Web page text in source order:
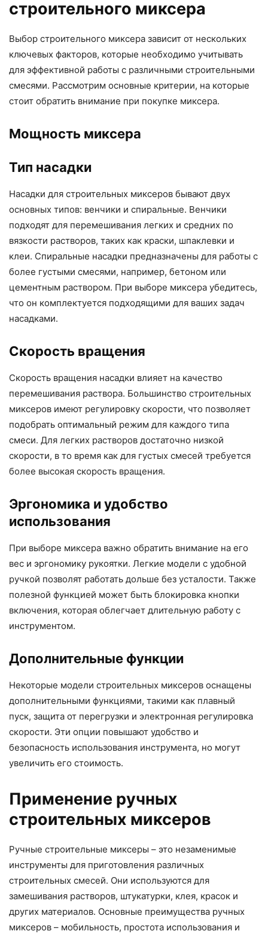
строительного миксера
Выбор строительного миксера зависит от нескольких
ключевых факторов, которые необходимо учитывать
для эффективной работы с различными строительными
смесями. Рассмотрим основные критерии, на которые
стоит обратить внимание при покупке миксера.
Мощность миксера
Тип насадки
Насадки для строительных миксеров бывают двух
основных типов: венчики и спиральные. Венчики
подходят для перемешивания легких и средних по
вязкости растворов, таких как краски, шпаклевки и
клеи. Спиральные насадки предназначены для работы с
более густыми смесями, например, бетоном или
цементным раствором. При выборе миксера убедитесь,
что он комплектуется подходящими для ваших задач
насадками.
Скорость вращения
Скорость вращения насадки влияет на качество
перемешивания раствора. Большинство строительных
миксеров имеют регулировку скорости, что позволяет
подобрать оптимальный режим для каждого типа
смеси. Для легких растворов достаточно низкой
скорости, в то время как для густых смесей требуется
более высокая скорость вращения.
Эргономика и удобство
использования
При выборе миксера важно обратить внимание на его
вес и эргономику рукоятки. Легкие модели с удобной
ручкой позволят работать дольше без усталости. Также
полезной функцией может быть блокировка кнопки
включения, которая облегчает длительную работу с
инструментом.
Дополнительные функции
Некоторые модели строительных миксеров оснащены
дополнительными функциями, такими как плавный
пуск, защита от перегрузки и электронная регулировка
скорости. Эти опции повышают удобство и
безопасность использования инструмента, но могут
увеличить его стоимость.
Применение ручных
строительных миксеров
Ручные строительные миксеры – это незаменимые
инструменты для приготовления различных
строительных смесей. Они используются для
замешивания растворов, штукатурки, клея, красок и
других материалов. Основные преимущества ручных
миксеров – мобильность, простота использования и